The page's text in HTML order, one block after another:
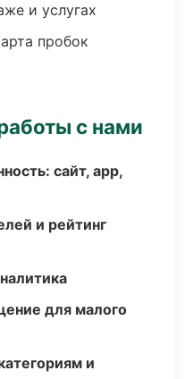
и услугах
пробок
с нами
сайт, app,
и рейтинг
для малого
и